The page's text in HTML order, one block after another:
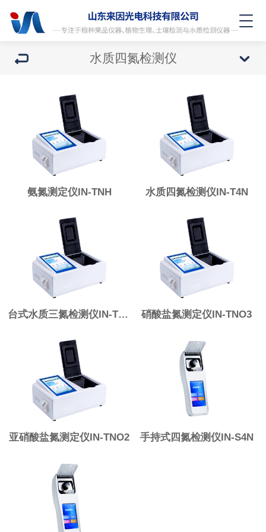
水质四氮检测仪
氨氮测定仪IN-TNH 水质四氮检测仪IN-T4N
台式水质三氮检测仪IN-T3N 硝酸盐氮测定仪IN-TNO3
亚硝酸盐氮测定仪IN-TNO2 手持式四氮检测仪IN-S4N